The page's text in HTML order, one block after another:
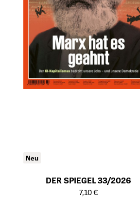
Neu
DER SPIEGEL 33/2026
Öffnet die Detailseite des Produkts
7,10 €